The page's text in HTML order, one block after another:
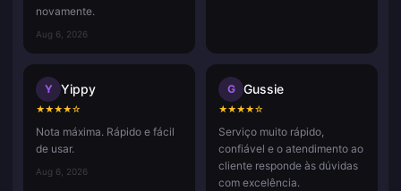
novamente.
Aug 6, 2026
Y Yippy
★★★★☆
Nota máxima. Rápido e fácil
de usar.
Aug 6, 2026
G Gussie
★★★★☆
Serviço muito rápido,
confiável e o atendimento ao
cliente responde às dúvidas
com excelência.